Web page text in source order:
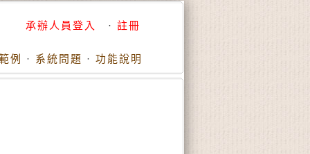
承辦人員登入 · 註冊
例 · 系統問題 · 功能說明